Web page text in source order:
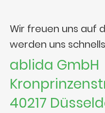
Wir freuen uns auf
werden uns
ablida GmbH
40217